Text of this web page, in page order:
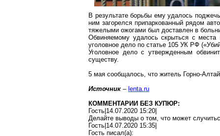
В результате борьбы ему удалось
ним загорелся припаркованный рядом
тяжелыми ожогами был доставлен в
Обвиняемому удалось скрыться с
уголовное дело по статье 105 УК РФ
Уголовное дело с утвержденным
существу.
5 мая сообщалось, что житель Горно-
Источник – lenta.ru
КОММЕНТАРИИ БЕЗ КУПЮР:
Гость|14.07.2020 15:20|
Делайте выводы о том, что может
Гость|14.07.2020 15:35|
Гость писал(a):